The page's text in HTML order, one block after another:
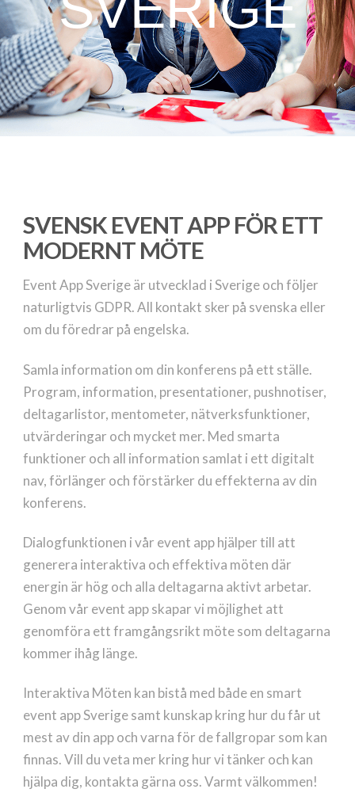
SVENSK EVENT APP FÖR ETT
MODERNT MÖTE
Event App Sverige är utvecklad i Sverige och följer
naturligtvis GDPR. All kontakt sker på svenska eller
om du föredrar på engelska.
Samla information om din konferens på ett ställe.
Program, information, presentationer, pushnotiser,
deltagarlistor, mentometer, nätverksfunktioner,
utvärderingar och mycket mer. Med smarta
funktioner och all information samlat i ett digitalt
nav, förlänger och förstärker du effekterna av din
konferens.
Dialogfunktionen i vår event app hjälper till att
generera interaktiva och effektiva möten där
energin är hög och alla deltagarna aktivt arbetar.
Genom vår event app skapar vi möjlighet att
genomföra ett framgångsrikt möte som deltagarna
kommer ihåg länge.
Interaktiva Möten kan bistå med både en smart
event app Sverige samt kunskap kring hur du får ut
mest av din app och varna för de fallgropar som kan
finnas. Vill du veta mer kring hur vi tänker och kan
hjälpa dig, kontakta gärna oss. Varmt välkommen!